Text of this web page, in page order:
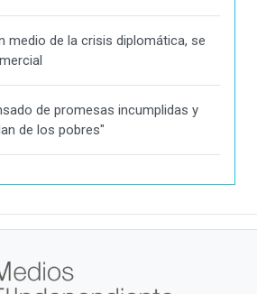
medio de la crisis diplomática, se
de promesas incumplidas y
de los pobres"